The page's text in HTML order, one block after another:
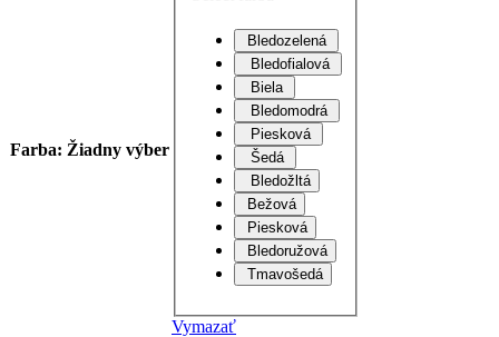
Farba: Žiadny výber
Bledozelená
Bledofialová
Biela
Bledomodrá
Piesková
Šedá
Bledožltá
Bežová
Piesková
Bledoružová
Tmavošedá
Vymazať